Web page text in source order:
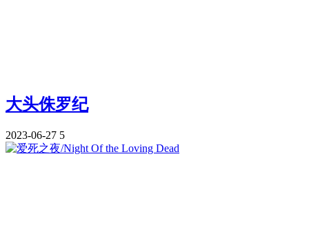
大头侏罗纪
2023-06-27 5